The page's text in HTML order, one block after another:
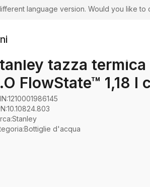
language version. Would you like to
tazza termica
FlowState™ 1,18 l
1210001986145
10.10824.803
:Stanley
:Bottiglie d'acqua